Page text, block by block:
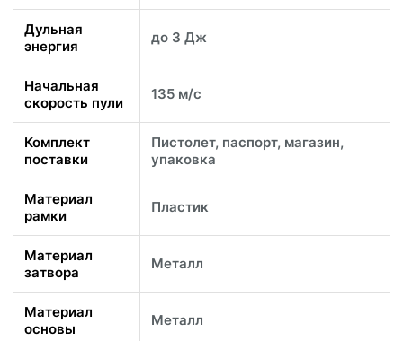
Дульная
энергия
до 3 Дж
Начальная
скорость пули
135 м/с
Комплект
поставки
Пистолет, паспорт, магазин,
упаковка
Материал
рамки
Пластик
Материал
затвора
Металл
Материал
основы
Металл